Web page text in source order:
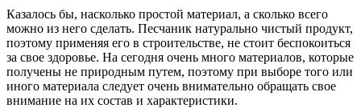
Казалось бы, насколько простой материал, а сколько всего
можно из него сделать. Песчаник натурально чистый продукт,
поэтому применяя его в строительстве, не стоит беспокоиться
за свое здоровье. На сегодня очень много материалов, которые
получены не природным путем, поэтому при выборе того или
иного материала следует очень внимательно обращать свое
внимание на их состав и характеристики.